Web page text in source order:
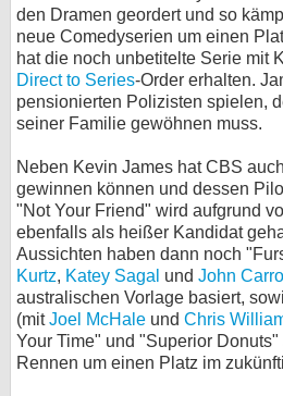
den Dramen geordert und so
neue Comedyserien um einen
hat die noch unbetitelte Serie mit
Direct to Series-Order erhalten.
pensionierten Polizisten spielen,
seiner Familie gewöhnen muss.
Neben Kevin James hat CBS auch
gewinnen können und dessen
"Not Your Friend" wird aufgrund
ebenfalls als heißer Kandidat
Aussichten haben dann noch
Kurtz, Katey Sagal und John
australischen Vorlage basiert,
(mitJoel McHale und Chris
Your Time" und "Superior
Rennen um einen Platz im